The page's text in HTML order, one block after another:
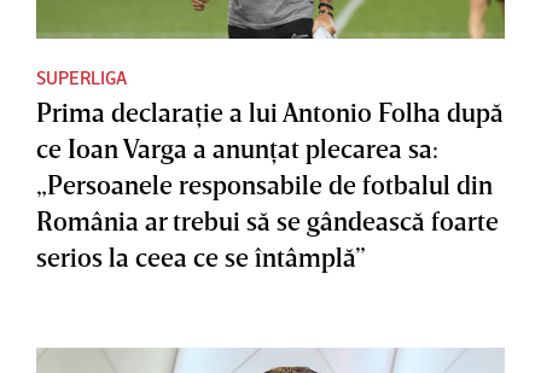
SUPERLIGA
Prima declaraţie a lui Antonio Folha după
ce Ioan Varga a anunţat plecarea sa:
„Persoanele responsabile de fotbalul din
România ar trebui să se gândească foarte
serios la ceea ce se întâmplă”